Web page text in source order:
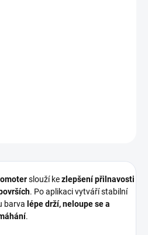
slouží kezlepšení přilnavosti
. Po aplikaci vytváří stabilní
barva lépe drží, neloupe se a
.